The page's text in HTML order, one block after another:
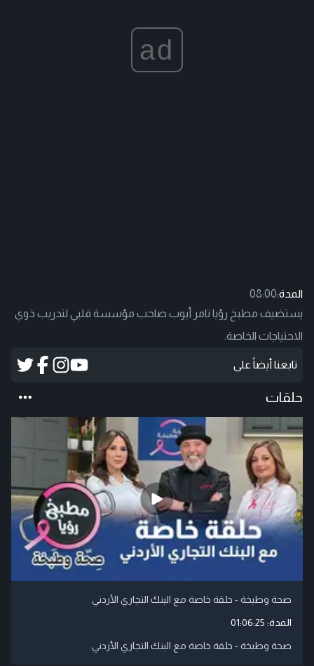
ad
المدة:08:00
يستضيف مطبخ رؤيا تامر أيوب صاحب مؤسسة قلبي لتدريب ذوي
الاحتياجات الخاصة.
تابعنا أيضاً على
حلقات
صحة وطبخة - حلقة خاصة مع البنك التجاري الأردني
المدة: 01:06:25
صحة وطبخة - حلقة خاصة مع البنك التجاري الأردني